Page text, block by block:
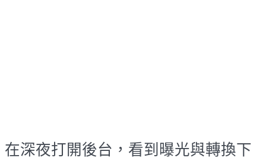
在深夜打開後台，看到曝光與轉換下